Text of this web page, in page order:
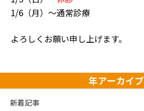
1/6（月）〜通常診療
よろしくお願い申し上げます。
年アーカイブ
新着記事